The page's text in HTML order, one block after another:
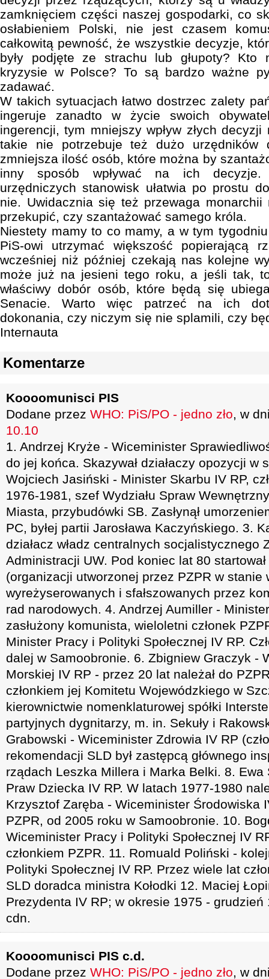
zamknięciem części naszej gospodarki, co
osłabieniem Polski, nie jest czasem
całkowitą pewność, że wszystkie decyzje,
były podjęte ze strachu lub głupoty? Kto
kryzysie w Polsce? To są bardzo ważne
zadawać.
W takich sytuacjach łatwo dostrzec zalety
ingeruje zanadto w życie swoich
ingerencji, tym mniejszy wpływ złych
takie nie potrzebuje też dużo urzędników
zmniejsza ilość osób, które można by
inny sposób wpływać na ich
urzędniczych stanowisk ułatwia po prostu
nie. Uwidacznia się też przewaga
przekupić, czy szantażować samego króla.
Niestety mamy to co mamy, a w tym
PiS-owi utrzymać większość popierającą
wcześniej niż później czekają nas kolejne
może już na jesieni tego roku, a jeśli tak,
właściwy dobór osób, które będą się
Senacie. Warto więc patrzeć na ich
dokonania, czy niczym się nie splamili, czy
Internauta
Komentarze
Koooomunisci PIS
Dodane przez WHO: PiS/PO - jedno zło, w
10.10
1. Andrzej Kryże - Wiceminister
do jej końca. Skazywał działaczy opozycji w
Wojciech Jasiński - Minister Skarbu IV RP,
1976-1981, szef Wydziału Spraw
Miasta, przybudówki SB. Zasłynął
PC, byłej partii Jarosława Kaczyńskiego. 3.
działacz władz centralnych socjalistycznego
Administracji UW. Pod koniec lat 80
(organizacji utworzonej przez PZPR w stanie
wyreżyserowanych i sfałszowanych przez
rad narodowych. 4. Andrzej Aumiller -
zasłużony komunista, wieloletni członek
Minister Pracy i Polityki Społecznej IV RP.
dalej w Samoobronie. 6. Zbigniew Graczyk -
Morskiej IV RP - przez 20 lat należał do
członkiem jej Komitetu Wojewódzkiego w
kierownictwie nomenklaturowej spółki
partyjnych dygnitarzy, m. in. Sekuły i
Grabowski - Wiceminister Zdrowia IV RP
rekomendacji SLD był zastępcą głównego
rządach Leszka Millera i Marka Belki. 8. Ewa
Praw Dziecka IV RP. W latach 1977-1980
Krzysztof Zaręba - Wiceminister Środowiska
PZPR, od 2005 roku w Samoobronie. 10.
Wiceminister Pracy i Polityki Społecznej IV
członkiem PZPR. 11. Romuald Poliński -
Polityki Społecznej IV RP. Przez wiele lat
SLD doradca ministra Kołodki 12. Maciej
Prezydenta IV RP; w okresie 1975 - grudzień
cdn.
Koooomunisci PIS c.d.
Dodane przez WHO: PiS/PO - jedno zło, w